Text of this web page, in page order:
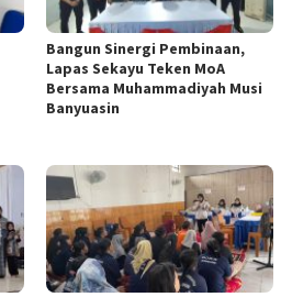
Bangun Sinergi Pembinaan,
Lapas Sekayu Teken MoA
Bersama Muhammadiyah Musi
Banyuasin